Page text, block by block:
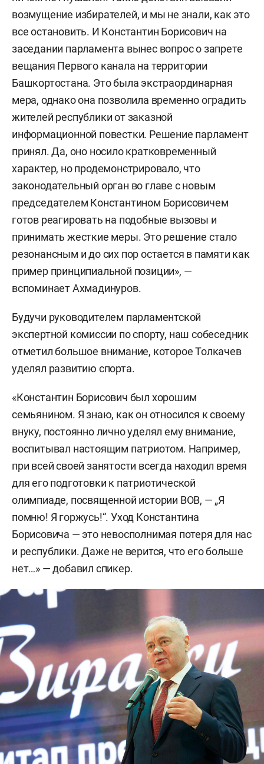
возмущение избирателей, и мы не знали, как это
все остановить. И Константин Борисович на
заседании парламента вынес вопрос о запрете
вещания Первого канала на территории
Башкортостана. Это была экстраординарная
мера, однако она позволила временно оградить
жителей республики от заказной
информационной повестки. Решение парламент
принял. Да, оно носило кратковременный
характер, но продемонстрировало, что
законодательный орган во главе с новым
председателем Константином Борисовичем
готов реагировать на подобные вызовы и
принимать жесткие меры. Это решение стало
резонансным и до сих пор остается в памяти как
пример принципиальной позиции», —
вспоминает Ахмадинуров.
Будучи руководителем парламентской
экспертной комиссии по спорту, наш собеседник
отметил большое внимание, которое Толкачев
уделял развитию спорта.
«Константин Борисович был хорошим
семьянином. Я знаю, как он относился к своему
внуку, постоянно лично уделял ему внимание,
воспитывал настоящим патриотом. Например,
при всей своей занятости всегда находил время
для его подготовки к патриотической
олимпиаде, посвященной истории ВОВ, — „Я
помню! Я горжусь!“. Уход Константина
Борисовича — это невосполнимая потеря для нас
и республики. Даже не верится, что его больше
нет…» — добавил спикер.